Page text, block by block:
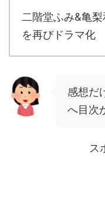
二階堂ふみ&亀
を再びドラマ化
感想だ
へ目次
ス